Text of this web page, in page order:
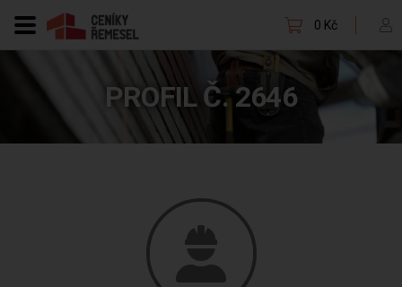
0 Kč
PROFIL Č. 2646